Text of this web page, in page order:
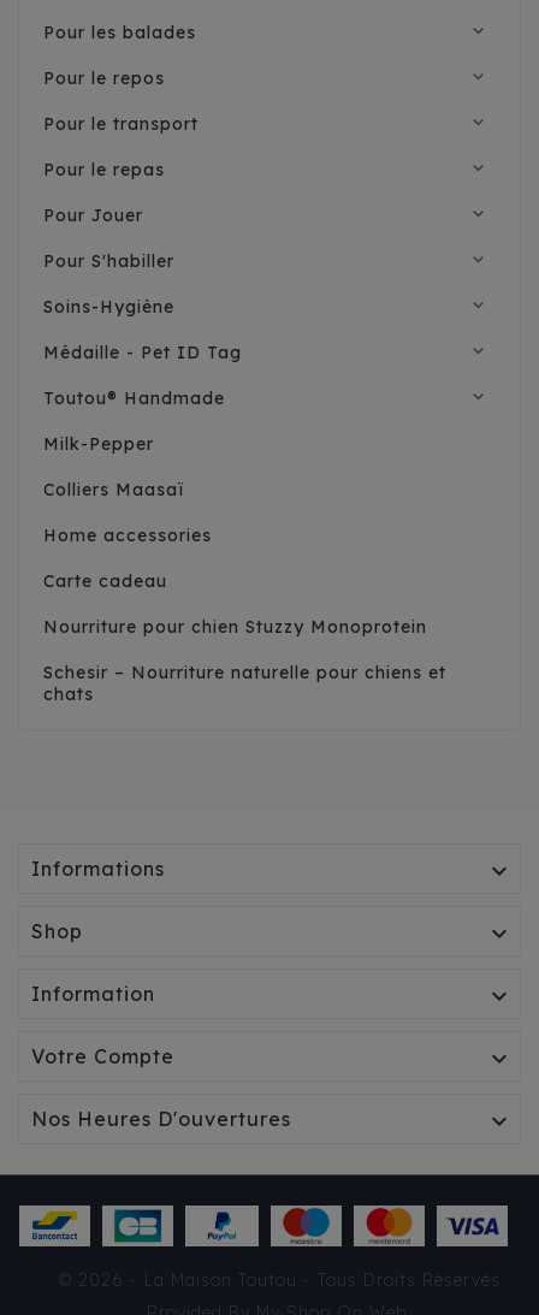
Pour les balades expand_more
Pour le repos expand_more
Pour le transport expand_more
Pour le repas expand_more
Pour Jouer expand_more
Pour S'habiller expand_more
Soins-Hygiène expand_more
Médaille - Pet ID Tag expand_more
Toutou® Handmade expand_more
Milk-Pepper
Colliers Maasaï
Home accessories
Carte cadeau
Nourriture pour chien Stuzzy Monoprotein
Schesir – Nourriture naturelle pour chiens et
chats
Informations 
Shop 
Information 
Votre Compte 
Nos Heures D'ouvertures 
© 2026 - La Maison Toutou - Tous Droits Réservés